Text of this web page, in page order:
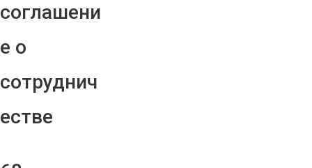
соглашени
е о
сотруднич
естве